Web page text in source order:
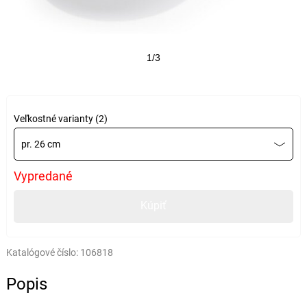
1/3
Veľkostné varianty (2)
pr. 26 cm
Vypredané
Katalógové číslo: 106818
Popis